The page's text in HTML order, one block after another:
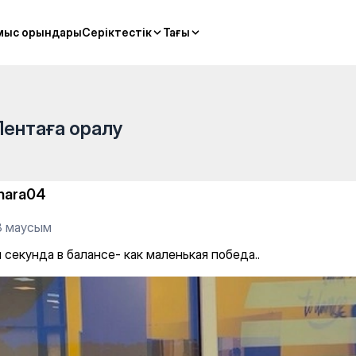
орындарыСеріктестік Тағы
орындарыСеріктестік Тағы
Hatha-yoga
оралу
маусым
в балансе- как маленькая победа..